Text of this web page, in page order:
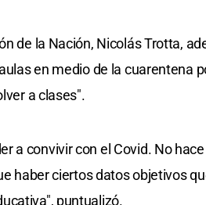
de la Nación, Nicolás Trotta,
en medio de la cuarentena
a clases".
a convivir con el Covid. No
haber ciertos datos objetivos
puntualizó.